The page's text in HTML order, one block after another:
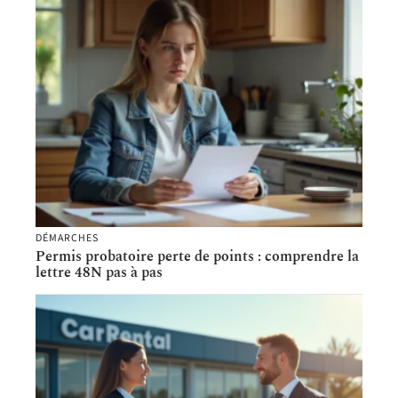
DÉMARCHES
Permis probatoire perte de points : comprendre la
lettre 48N pas à pas